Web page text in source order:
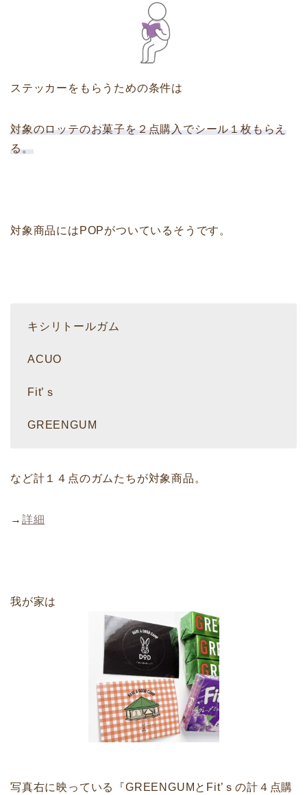
ステッカーをもらうための条件は
対象のロッテのお菓子を２点購入でシール１枚もらえ
る。
対象商品にはPOPがついているそうです。
キシリトールガム
ACUO
Fit’ｓ
GREENGUM
など計１４点のガムたちが対象商品。
→ 詳細
我が家は
写真右に映っている『GREENGUMとFit’ｓの計４点購